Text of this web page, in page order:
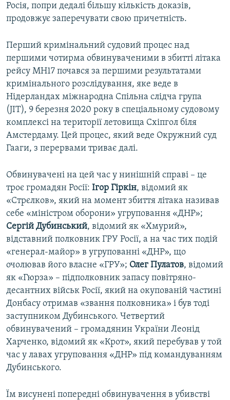
Росія, попри дедалі більшу кількість доказів,
продовжує заперечувати свою причетність.
Перший кримінальний судовий процес над
першими чотирма обвинуваченими в збитті літака
рейсу MH17 почався за першими результатами
кримінального розслідування, яке веде в
Нідерландах міжнародна Спільна слідча група
(JIT), 9 березня 2020 року в спеціальному судовому
комплексі на території летовища Схіпгол біля
Амстердаму. Цей процес, який веде Окружний суд
Гааги, з перервами триває далі.
Обвинувачені на цей час у нинішній справі – це
троє громадян Росії: Ігор Гіркін, відомий як
«Стрєлков», який на момент збиття літака називав
себе «міністром оборони» угруповання «ДНР»;
Сергій Дубинський, відомий як «Хмурий»,
відставний полковник ГРУ Росії, а на час тих подій
«генерал-майор» в угрупованні «ДНР», що
очолював його власне «ГРУ»; Олег Пулатов, відомий
як «Гюрза» – підполковник запасу повітряно-
десантних військ Росії, який на окупованій частині
Донбасу отримав «звання полковника» і був тоді
заступником Дубинського. Четвертий
обвинувачений – громадянин України Леонід
Харченко, відомий як «Крот», який перебував у той
час у лавах угруповання «ДНР» під командуванням
Дубинського.
Їм висунені попередні обвинувачення в убивстві